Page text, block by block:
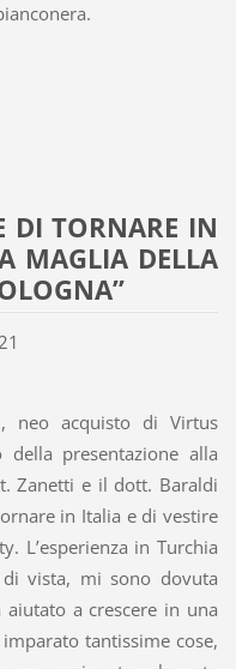
DI TORNARE IN
MAGLIA DELLA
neo acquisto di Virtus
della presentazione alla
Zanetti e il dott. Baraldi
in Italia e di vestire
L’esperienza in Turchia
vista, mi sono dovuta
a crescere in una
tantissime cose,